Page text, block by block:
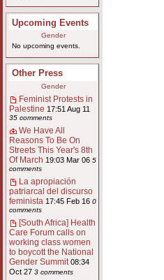
Upcoming Events
Gender
No upcoming events.
Other Press
Gender
Feminist Protests in
Palestine 17:51 Aug 11
35 comments
We Have All
Reasons To Be On
Streets This Year's 8th
Of March 19:03 Mar 06 5
comments
La apropiación
patriarcal del discurso
feminista 17:45 Feb 16 0
comments
[South Africa] Health
Care Forum calls on
working class women
to boycott the National
Gender Summit 08:34
Oct 27 3 comments